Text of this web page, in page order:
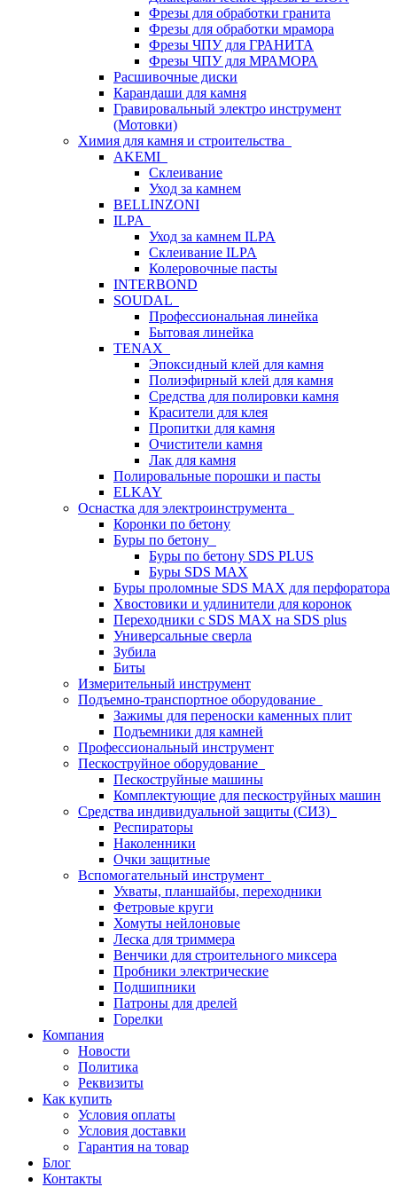
Фрезы для обработки гранита
Фрезы для обработки мрамора
Фрезы ЧПУ для ГРАНИТА
Фрезы ЧПУ для МРАМОРА
Расшивочные диски
Карандаши для камня
Гравировальный электро инструмент
(Мотовки)
Химия для камня и строительства
AKEMI
Склеивание
Уход за камнем
BELLINZONI
ILPA
Уход за камнем ILPA
Склеивание ILPA
Колеровочные пасты
INTERBOND
SOUDAL
Профессиональная линейка
Бытовая линейка
TENAX
Эпоксидный клей для камня
Полиэфирный клей для камня
Средства для полировки камня
Красители для клея
Пропитки для камня
Очистители камня
Лак для камня
Полировальные порошки и пасты
ELKAY
Оснастка для электроинструмента
Коронки по бетону
Буры по бетону
Буры по бетону SDS PLUS
Буры SDS MAX
Буры проломные SDS MAX для перфоратора
Хвостовики и удлинители для коронок
Переходники с SDS MAX на SDS plus
Универсальные сверла
Зубила
Биты
Измерительный инструмент
Подъемно-транспортное оборудование
Зажимы для переноски каменных плит
Подъемники для камней
Профессиональный инструмент
Пескоструйное оборудование
Пескоструйные машины
Комплектующие для пескоструйных машин
Средства индивидуальной защиты (СИЗ)
Респираторы
Наколенники
Очки защитные
Вспомогательный инструмент
Ухваты, планшайбы, переходники
Фетровые круги
Хомуты нейлоновые
Леска для триммера
Венчики для строительного миксера
Пробники электрические
Подшипники
Патроны для дрелей
Горелки
Компания
Новости
Политика
Реквизиты
Как купить
Условия оплаты
Условия доставки
Гарантия на товар
Блог
Контакты